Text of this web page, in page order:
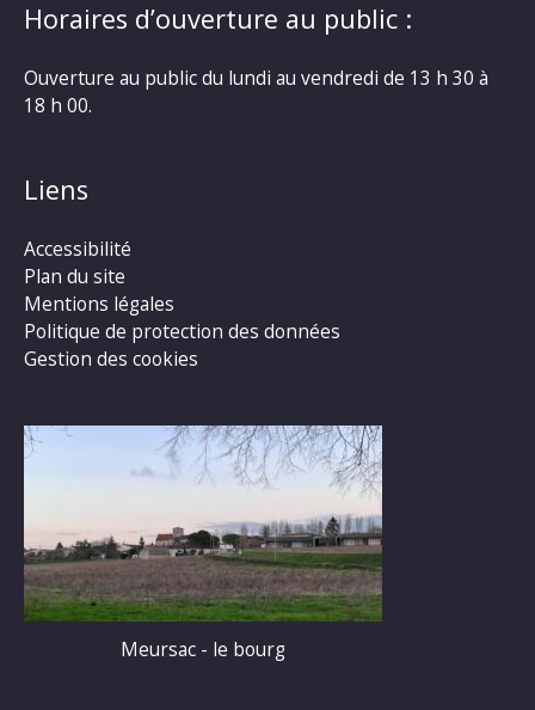
Horaires d’ouverture au public :
Ouverture au public du lundi au vendredi de 13 h 30 à
18 h 00.
Liens
Accessibilité
Plan du site
Mentions légales
Politique de protection des données
Gestion des cookies
Meursac - le bourg